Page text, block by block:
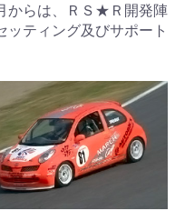
からは、ＲＳ★Ｒ開発陣
ティング及びサポート